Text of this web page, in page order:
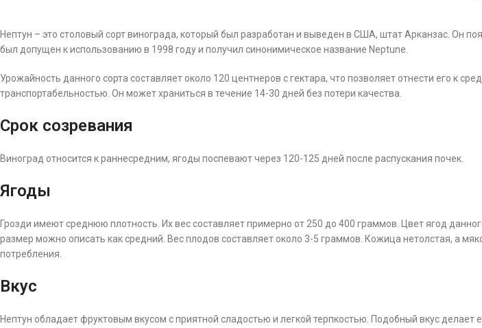
Нептун – это столовый сорт винограда, который был разработан и выведен в США, штат Арканзас. Он
был допущен к использованию в 1998 году и получил синонимическое название Neptune.
Урожайность данного сорта составляет около 120 центнеров с гектара, что позволяет отнести его к
транспортабельностью. Он может храниться в течение 14-30 дней без потери качества.
Срок созревания
Виноград относится к раннесредним, ягоды поспевают через 120-125 дней после распускания почек.
Ягоды
Грозди имеют среднюю плотность. Их вес составляет примерно от 250 до 400 граммов. Цвет ягод
размер можно описать как средний. Вес плодов составляет около 3-5 граммов. Кожица нетолстая, а
потребления.
Вкус
Нептун обладает фруктовым вкусом с приятной сладостью и легкой терпкостью. Подобный вкус